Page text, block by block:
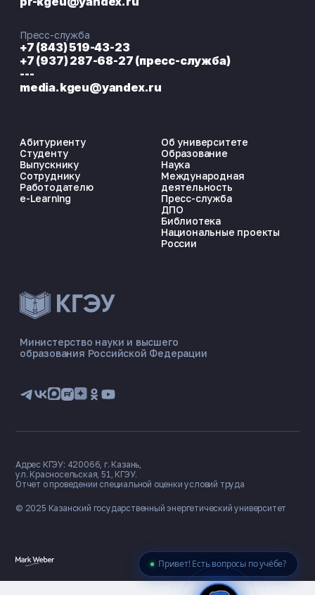
Привет! Есть вопросы по учёбе?
ЭНЕРГОКОД — ПОМОЩНИК КГЭУ
📋 Приёмная комиссия
🏠 Общежитие
Министерство науки и высшего
образования Российской Федерации
Абитуриенту
Студенту
Выпускнику
Сотруднику
Работодателю
e-Learning
Об университете
Образование
Наука
Международная
деятельность
Пресс-служба
ДПО
Библиотека
Национальные проекты
России
Пресс-служба
+7 (843) 519-43-23
+7 (937) 287-68-27 (пресс-служба)
---
media.kgeu@yandex.ru
© 2025 Казанский государственный энергетический университет
Адрес КГЭУ: 420066, г. Казань,
ул. Красносельская, 51, КГЭУ.
Отчет о проведении специальной оценки условий труда